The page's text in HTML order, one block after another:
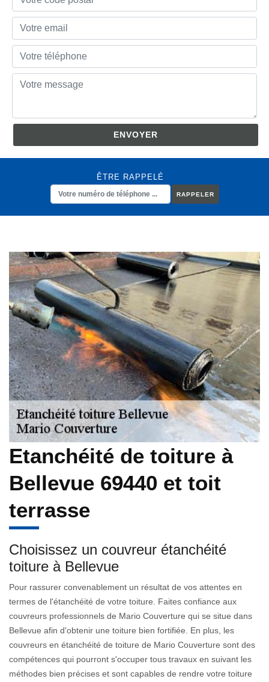
ÊTRE RAPPELÉ
Etanchéité de toiture à
Bellevue 69440 et toit
terrasse
Choisissez un couvreur étanchéité
toiture à Bellevue
Pour rassurer convenablement un résultat de vos attentes en
termes de l'étanchéité de votre toiture. Faites confiance aux
couvreurs professionnels de Mario Couverture qui se situe dans
Bellevue afin d'obtenir une toiture bien fortifiée. En plus, les
couvreurs en étanchéité de toiture de Mario Couverture sont des
compétences qui pourront s'occuper tous travaux en suivant les
méthodes bien précises et sont capables de rendre votre toiture